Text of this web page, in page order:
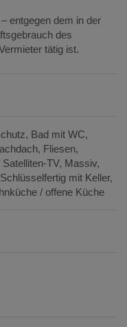
entgegen dem in der
des
tätig ist.
Bad mit WC
Fliesen
Satelliten-TV Massiv
Schlüsselfertig mit Keller
/ offene Küche